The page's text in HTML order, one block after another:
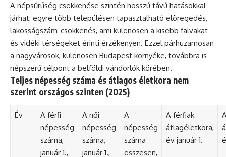
A népsűrűség csökkenése szintén hosszú távú hatásokkal
járhat: egyre több településen tapasztalható elöregedés,
lakosságszám-csökkenés, ami különösen a kisebb falvakat
és vidéki térségeket érinti érzékenyen. Ezzel párhuzamosan
a nagyvárosok, különösen Budapest környéke, továbbra is
népszerű célpont a belföldi vándorlók körében.
Teljes népesség száma és átlagos életkora nem
szerint országos szinten (2025)
Év
A férfi
népesség
száma,
január 1.,
A női
népesség
száma,
január 1.,
A
népesség
száma
összesen,
A férfiak
átlagéletkora,
év január 1.